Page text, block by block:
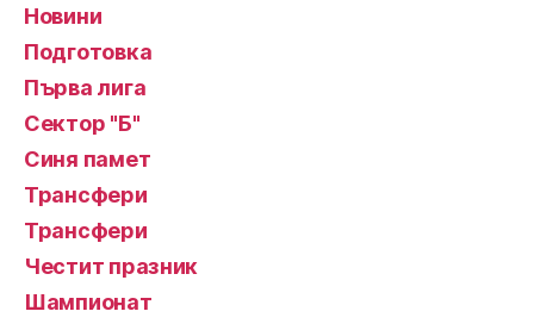
Новини
Подготовка
Първа лига
Сектор "Б"
Синя памет
Трансфери
Трансфери
Честит празник
Шампионат